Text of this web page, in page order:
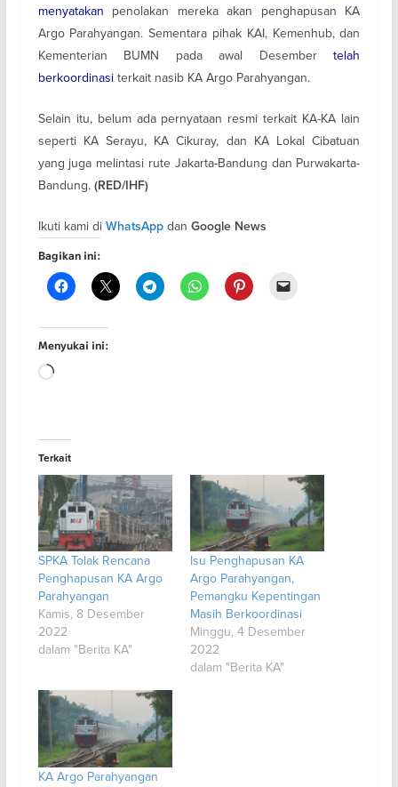
menyatakan penolakan mereka akan penghapusan KA
Argo Parahyangan. Sementara pihak KAI, Kemenhub, dan
Kementerian BUMN pada awal Desembertelah
berkoordinasiterkait nasib KA Argo Parahyangan.
Selain itu, belum ada pernyataan resmi terkait KA-KA lain
seperti KA Serayu, KA Cikuray, dan KA Lokal Cibatuan
yang juga melintasi rute Jakarta-Bandung dan Purwakarta-
Bandung. (RED/IHF)
Ikuti kami di WhatsAppdan Google News
Bagikan ini:
Menyukai ini:
Memuat...
Terkait
SPKA Tolak Rencana
Penghapusan KA Argo
Parahyangan
Kamis, 8 Desember
2022
dalam "Berita KA"
Isu Penghapusan KA
Argo Parahyangan,
Pemangku Kepentingan
Masih Berkoordinasi
Minggu, 4 Desember
2022
dalam "Berita KA"
KA Argo Parahyangan